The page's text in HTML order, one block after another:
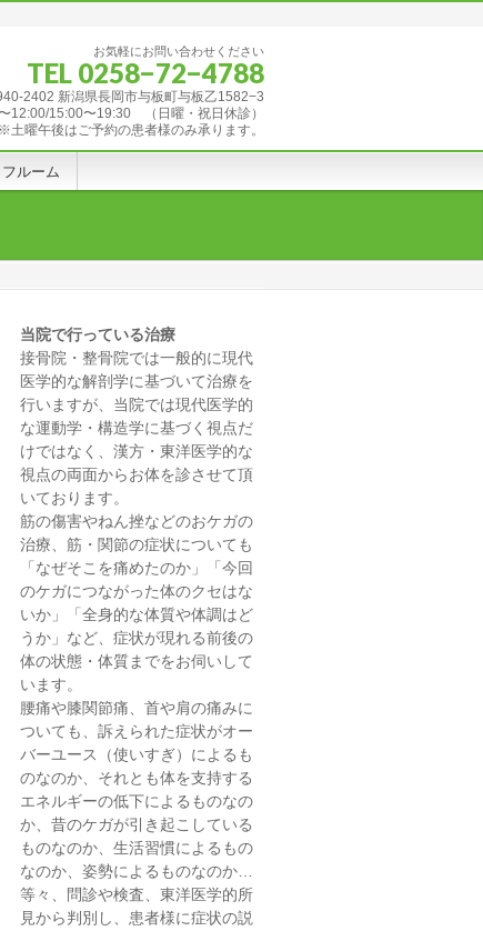
お気軽にお問い合わせください
TEL 0258−72−4788
2402 新潟県長岡市与板町与板乙1582−3
15:00〜19:30 （日曜・祝日休診）
※土曜午後はご予約の患者様のみ承ります。
ルーム
当院で行っている治療
接骨院・整骨院では一般的に現代
医学的な解剖学に基づいて治療を
行いますが、当院では現代医学的
な運動学・構造学に基づく視点だ
けではなく、漢方・東洋医学的な
視点の両面からお体を診させて頂
いております。
筋の傷害やねん挫などのおケガの
治療、筋・関節の症状についても
「なぜそこを痛めたのか」「今回
のケガにつながった体のクセはな
いか」「全身的な体質や体調はど
うか」など、症状が現れる前後の
体の状態・体質までをお伺いして
います。
腰痛や膝関節痛、首や肩の痛みに
ついても、訴えられた症状がオー
バーユース（使いすぎ）によるも
のなのか、それとも体を支持する
エネルギーの低下によるものなの
か、昔のケガが引き起こしている
ものなのか、生活習慣によるもの
なのか、姿勢によるものなのか…
等々、問診や検査、東洋医学的所
見から判別し、患者様に症状の説